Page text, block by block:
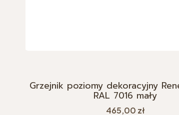
Grzejnik poziomy dekoracyjny
RAL 7016 mały
Cena
465,00 zł